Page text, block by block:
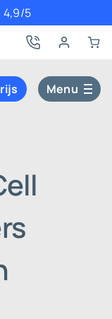
4,9/5
Menu